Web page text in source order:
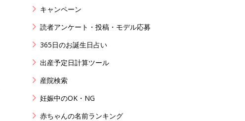
キャンペーン
読者アンケート・投稿・モデル応募
365日のお誕生日占い
出産予定日計算ツール
産院検索
妊娠中のOK・NG
赤ちゃんの名前ランキング